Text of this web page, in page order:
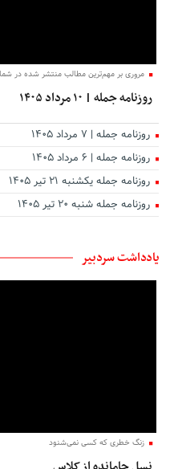
مروری بر مهم‌ترین مطالب منتشر شده در
روزنامه جمله | ۱۰ مرداد ۱۴۰۵
روزنامه جمله | ۷ مرداد ۱۴۰۵
روزنامه جمله | ۶ مرداد ۱۴۰۵
روزنامه جمله یکشنبه ۲۱ تیر ۱۴۰۵
روزنامه جمله شنبه ۲۰ تیر ۱۴۰۵
یادداشت سردبیر
زنگ خطری که کسی نمی‌شنود